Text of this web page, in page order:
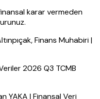
karar vermeden
Finans Muhabiri |
2026 Q3 TCMB
YAKA | Finansal Veri